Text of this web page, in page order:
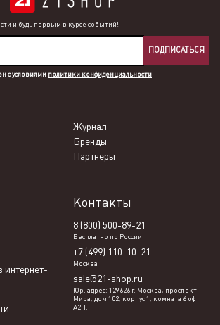
и будь первым в курсе событий!
ПОДПИСАТЬСЯ
с условиями политики конфиденциальности
Журнал
Бренды
Партнеры
интернет-
Контакты
8 (800) 500-89-21
Бесплатно по России
+7 (499) 110-10-21
Москва
sale@21-shop.ru
Юр. адрес: 129626 г. Москва, проспект
Мира, дом 102, корпус 1, комната 6 оф
А2Н.